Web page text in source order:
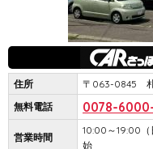
住所
〒063-0845 札
無料電話
0078-
営業時間
10:00～19:00
始